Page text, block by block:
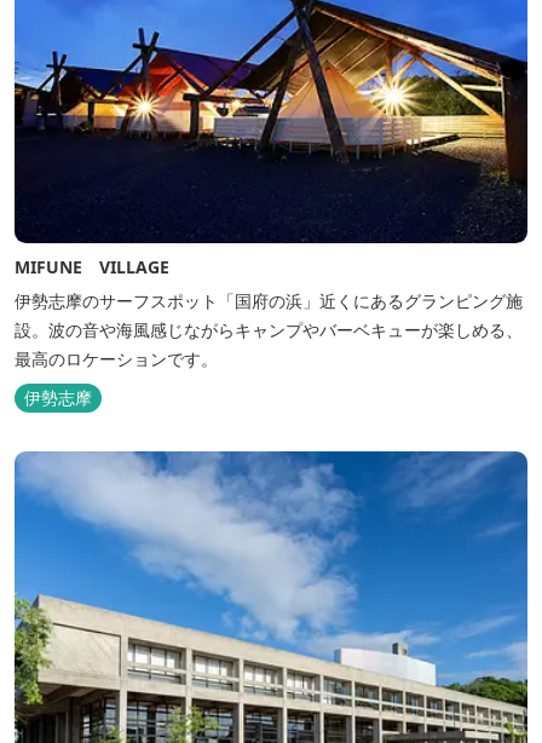
MIFUNE VILLAGE
伊勢志摩のサーフスポット「国府の浜」近くにあるグランピング施
設。波の音や海風感じながらキャンプやバーベキューが楽しめる、
最高のロケーションです。
伊勢志摩